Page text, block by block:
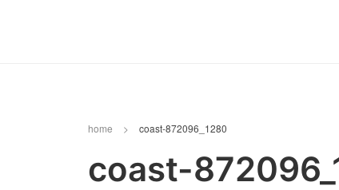
home > coast-872096_1280
coast-